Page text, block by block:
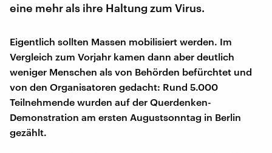
eine mehr als ihre Haltung zum Virus.
Eigentlich sollten Massen mobilisiert werden. Im
Vergleich zum Vorjahr kamen dann aber deutlich
weniger Menschen als von Behörden befürchtet und
von den Organisatoren gedacht: Rund 5.000
Teilnehmende wurden auf der Querdenken-
Demonstration am ersten Augustsonntag in Berlin
gezählt.